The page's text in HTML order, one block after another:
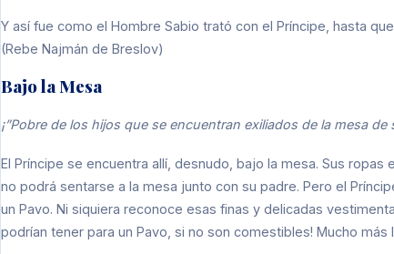
Y así fue como el Hombre Sabio trató con el Príncipe, hasta
(Rebe Najmán de Breslov)
Bajo la Mesa
¡”Pobre de los hijos que se encuentran exiliados de la mesa de
El Príncipe se encuentra allí, desnudo, bajo la mesa. Sus
no podrá sentarse a la mesa junto con su padre. Pero el
un Pavo. Ni siquiera reconoce esas finas y delicadas
podrían tener para un Pavo, si no son comestibles! Mucho